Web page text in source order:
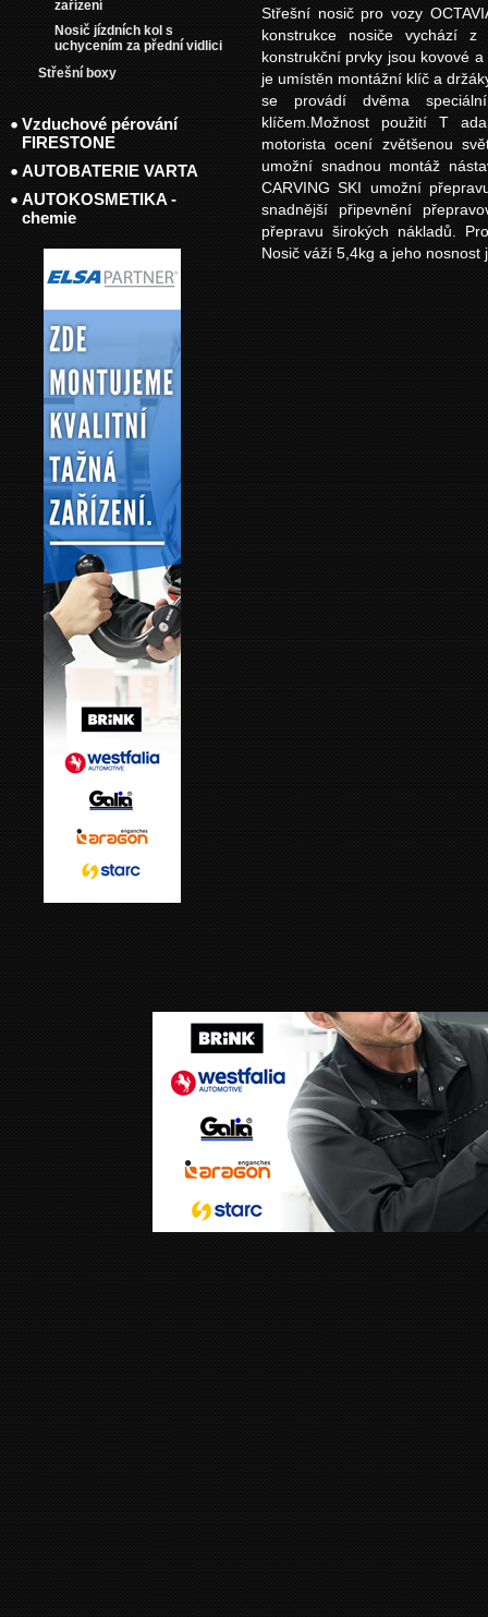
Střešní nosič pro vozy
konstrukce nosiče vychází z
konstrukční prvky jsou kovové
je umístěn montážní klíč a
se provádí dvěma
klíčem.Možnost použití T
motorista ocení zvětšenou
umožní snadnou montáž
CARVING SKI umožní
snadnější připevnění
přepravu širokých nákladů.
Nosič váží 5,4kg a jeho nosnost
zařízení
Nosič jízdních kol s
uchycením za přední vidlici
Střešní boxy
Vzduchové pérování
FIRESTONE
AUTOBATERIE VARTA
AUTOKOSMETIKA -
chemie